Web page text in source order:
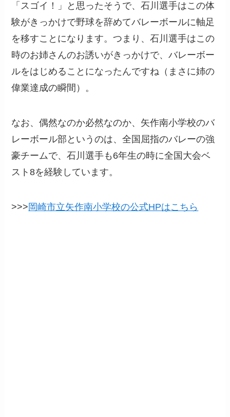
「スゴイ！」と思ったそうで、石川選手はこの体
験がきっかけで野球を辞めてバレーボールに軸足
を移すことになります。つまり、石川選手はこの
時のお姉さんのお誘いがきっかけで、バレーボー
ルをはじめることになったんですね（まさに姉の
偉業達成の瞬間）。
なお、偶然なのか必然なのか、矢作南小学校のバ
レーボール部というのは、全国屈指のバレーの強
豪チームで、石川選手も6年生の時に全国大会ベ
スト8を経験しています。
>>> 岡崎市立矢作南小学校の公式HPはこちら